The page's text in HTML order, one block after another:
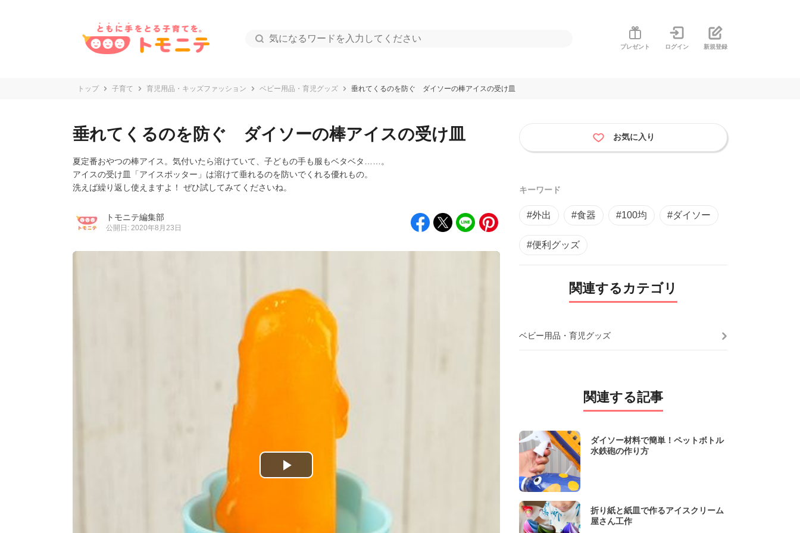
プレゼント ログイン 新規登録
トップ 子育て 育児用品・キッズファッション ベビー用品・育児グッズ 垂れてくるのを防ぐ ダイソーの棒アイスの受け皿
垂れてくるのを防ぐ ダイソーの棒アイスの受け皿
夏定番おやつの棒アイス。気付いたら溶けていて、子どもの手も服もベタベタ……。
アイスの受け皿「アイスポッター」は溶けて垂れるのを防いでくれる優れもの。
洗えば繰り返し使えますよ！ ぜひ試してみてくださいね。
トモニテ編集部
公開日: 2020年8月23日
P
お気に入り
キーワード
#外出 #食器 #100均 #ダイソー
#便利グッズ
関連するカテゴリ
ベビー用品・育児グッズ
関連する記事
ダイソー材料で簡単！ペットボトル
水鉄砲の作り方
折り紙と紙皿で作るアイスクリーム
屋さん工作